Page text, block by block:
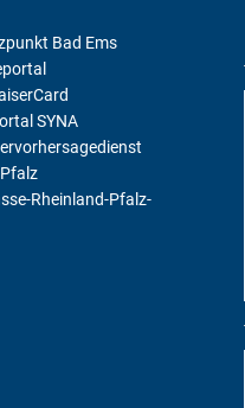
Bad Ems
SYNA
Rheinland-Pfalz-